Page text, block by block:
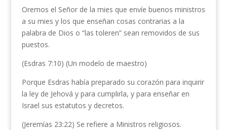
Oremos el Señor de la mies que envíe buenos ministros
a su mies y los que enseñan cosas contrarias a la
palabra de Dios o “las toleren” sean removidos de sus
puestos.
(Esdras 7:10) (Un modelo de maestro)
Porque Esdras había preparado su corazón para inquirir
la ley de Jehová y para cumplirla, y para enseñar en
Israel sus estatutos y decretos.
(Jeremías 23:22) Se refiere a Ministros religiosos.